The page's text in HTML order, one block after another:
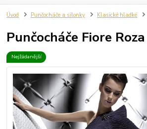
Úvod Punčocháče a silonky Klasické hladké
Punčocháče Fiore Roza
Nejžádanější